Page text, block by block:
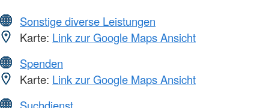
Sonstige diverse Leistungen
Karte: Link zur Google Maps Ansicht
Spenden
Karte: Link zur Google Maps Ansicht